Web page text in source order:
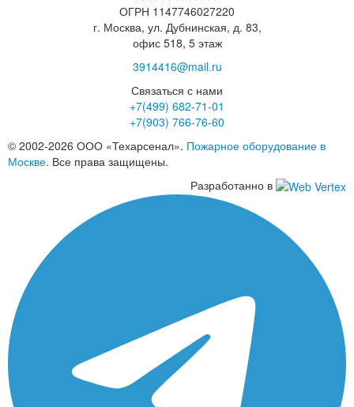
ОГРН 1147746027220
г. Москва, ул. Дубнинская, д. 83,
офис 518, 5 этаж
3914416@mail.ru
Связаться с нами
+7(499) 682-71-01
+7(903) 766-76-60
© 2002-2026 ООО «Техарсенал». Пожарное оборудование в
Москве. Все права защищены.
Разработанно в